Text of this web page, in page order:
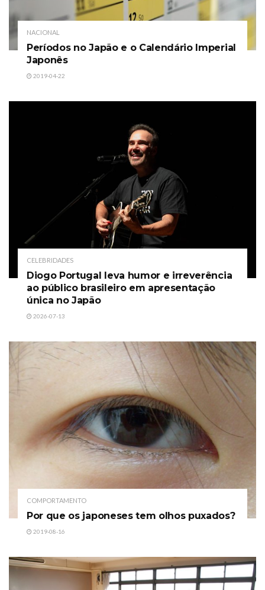
NACIONAL
Períodos no Japão e o Calendário Imperial
Japonês
2019-04-22
CELEBRIDADES
Diogo Portugal leva humor e irreverência
ao público brasileiro em apresentação
única no Japão
2026-07-13
COMPORTAMENTO
Por que os japoneses tem olhos puxados?
2019-08-16